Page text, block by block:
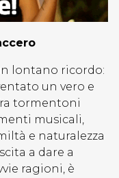
lontano ricordo:
un vero e
tormentoni
musicali,
e naturalezza
a dare a
ragioni, è